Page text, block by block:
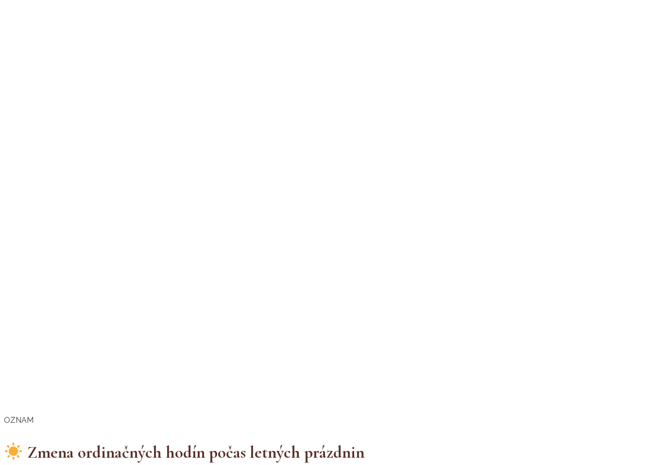
OZNAM
Zmena ordinačných hodín počas letných prázdnin